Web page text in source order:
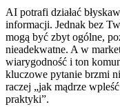
AI potrafi działać
informacji. Jednak bez
mogą być zbyt ogólne,
nieadekwatne. A w
wiarygodność i ton
kluczowe pytanie brzmi
raczej „jak mądrze
praktyki”.